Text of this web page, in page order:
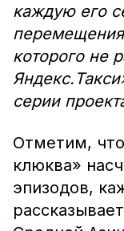
каждую его
которого не
серии
Отметим,
клюква»
эпизодов,